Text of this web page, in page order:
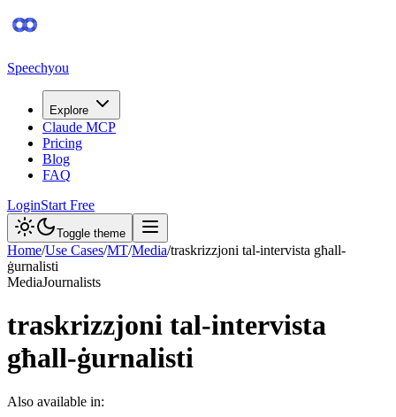
Speechyou
Explore
Claude MCP
Pricing
Blog
FAQ
LoginStart Free
Toggle theme
Home/Use Cases/MT/Media/traskrizzjoni tal-intervista għall-
ġurnalisti
MediaJournalists
traskrizzjoni tal-intervista
għall-ġurnalisti
Also available in: